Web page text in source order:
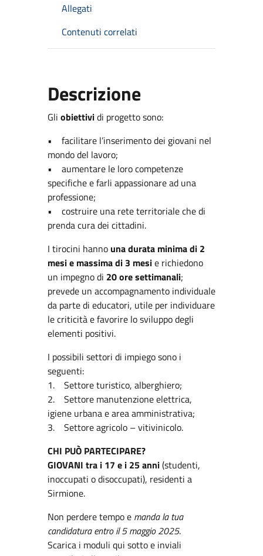
Allegati
Contenuti correlati
Descrizione
Gli obiettividi progetto sono:
• facilitare l’inserimento dei giovani nel
mondo del lavoro;
• aumentare le loro competenze
specifiche e farli appassionare ad una
professione;
• costruire una rete territoriale che di
prenda cura dei cittadini.
I tirocini hanno una durata minima di 2
mesi e massima di 3 mesie richiedono
un impegno di 20 ore settimanali;
prevede un accompagnamento individuale
da parte di educatori, utile per individuare
le criticità e favorire lo sviluppo degli
elementi positivi.
I possibili settori di impiego sono i
seguenti:
1. Settore turistico, alberghiero;
2. Settore manutenzione elettrica,
igiene urbana e area amministrativa;
3. Settore agricolo – vitivinicolo.
CHI PUÒ PARTECIPARE?
GIOVANI tra i 17 e i 25 anni(studenti,
inoccupati o disoccupati), residenti a
Sirmione.
Non perdere tempo e manda la tua
candidatura entro il 5 maggio 2025.
Scarica i moduli qui sotto e inviali